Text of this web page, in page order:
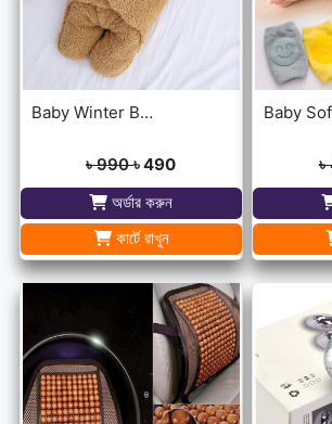
Baby Winter Blanket Winter Protection Worm Baby Care Blanket For ( 0-1year Babies )
৳ 990৳ 490
অর্ডার করুন
কার্টে রাখুন